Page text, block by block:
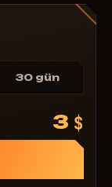
30 gün
3 $